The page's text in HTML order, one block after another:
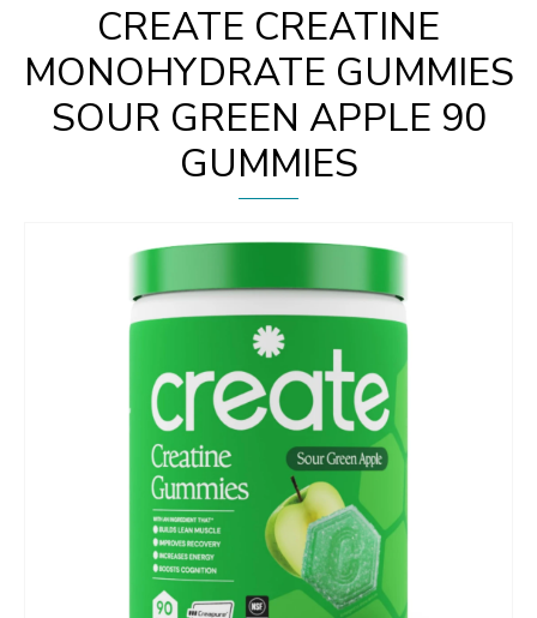
CREATE CREATINE
MONOHYDRATE GUMMIES
SOUR GREEN APPLE 90
GUMMIES